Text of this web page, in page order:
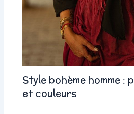
Style bohème homme :
et couleurs